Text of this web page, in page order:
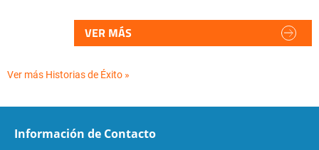
VER MÁS
Ver más Historias de Éxito »
Información de Contacto